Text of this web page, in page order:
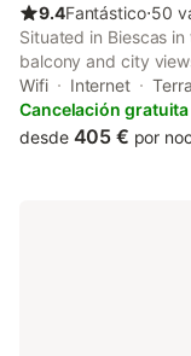
9.4Fantástico⋅50
Situated in Biescas
balcony and city
chalet also comes
and is located 42 km
Wifi Internet
Cancelación gratuita
desde 405 € por